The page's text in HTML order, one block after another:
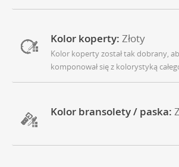
Kolor koperty: Złoty
Kolor koperty został tak dobrany,
komponował się z kolorystyką
Kolor bransolety / paska: